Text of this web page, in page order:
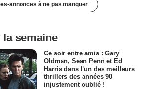
annonces à ne pas manquer
la semaine
Ce soir entre amis : Gary
Oldman, Sean Penn et Ed
Harris dans l'un des meilleurs
thrillers des années 90
injustement oublié !